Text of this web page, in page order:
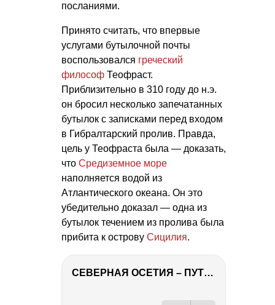
посланиями.
Принято считать, что впервые
услугами бутылочной почты
воспользовался греческий
философ Теофраст.
Приблизительно в 310 году до н.э.
он бросил несколько запечатанных
бутылок с записками перед входом
в Гибралтарский пролив. Правда,
цель у Теофраста была — доказать,
что Средиземное море
наполняется водой из
Атлантического океана. Он это
убедительно доказал — одна из
бутылок течением из пролива была
прибита к острову Сицилия.
СЕВЕРНАЯ ОСЕТИЯ – ПУТЕШЕСТВИЕ НА КАВКАЗ часть 4